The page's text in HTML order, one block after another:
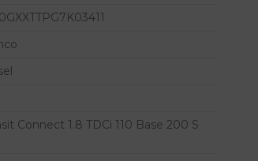
Connect 1.8 TDCi 110 Base 200 S